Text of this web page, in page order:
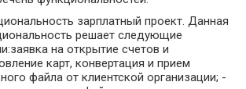
зарплатный проект. Данная
решает следующие
на открытие счетов и
карт, конвертация и прием
файла от клиентской организации; -